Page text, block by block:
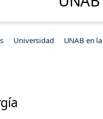
Universidad UNAB en